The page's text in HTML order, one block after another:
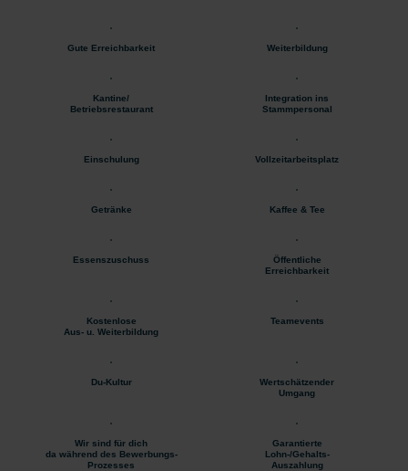
Gute Erreichbarkeit Weiterbildung
Kantine/
Betriebsrestaurant
Integration ins
Stammpersonal
Einschulung Vollzeitarbeitsplatz
Getränke Kaffee & Tee
Essenszuschuss
Öffentliche
Erreichbarkeit
Kostenlose
Aus- u. Weiterbildung
Teamevents
Du-Kultur
Wertschätzender
Umgang
Wir sind für dich
da während des Bewerbungs-
Prozesses
Garantierte
Lohn-/Gehalts-
Auszahlung